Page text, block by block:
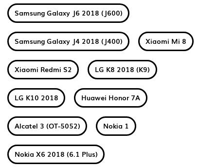
Samsung Galaxy J6 2018 (J600)
Samsung Galaxy J4 2018 (J400) Xiaomi Mi 8
Xiaomi Redmi S2 LG K8 2018 (K9)
LG K10 2018 Huawei Honor 7A
Alcatel 3 (OT-5052) Nokia 1
Nokia X6 2018 (6.1 Plus)